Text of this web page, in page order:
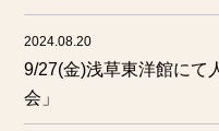
2024.08.20
9/27(金)浅草東洋館にて
会」